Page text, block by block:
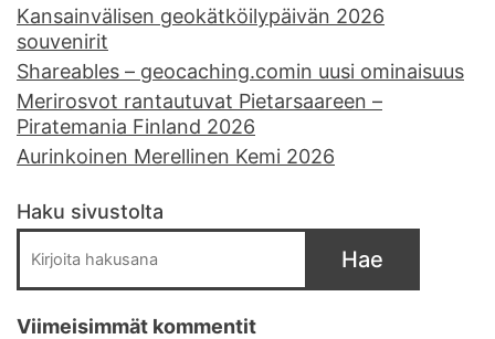
Kansainvälisen geokätköilypäivän 2026
souvenirit
Shareables – geocaching.comin uusi ominaisuus
Merirosvot rantautuvat Pietarsaareen –
Piratemania Finland 2026
Aurinkoinen Merellinen Kemi 2026
Haku sivustolta
Hae
Viimeisimmät kommentit